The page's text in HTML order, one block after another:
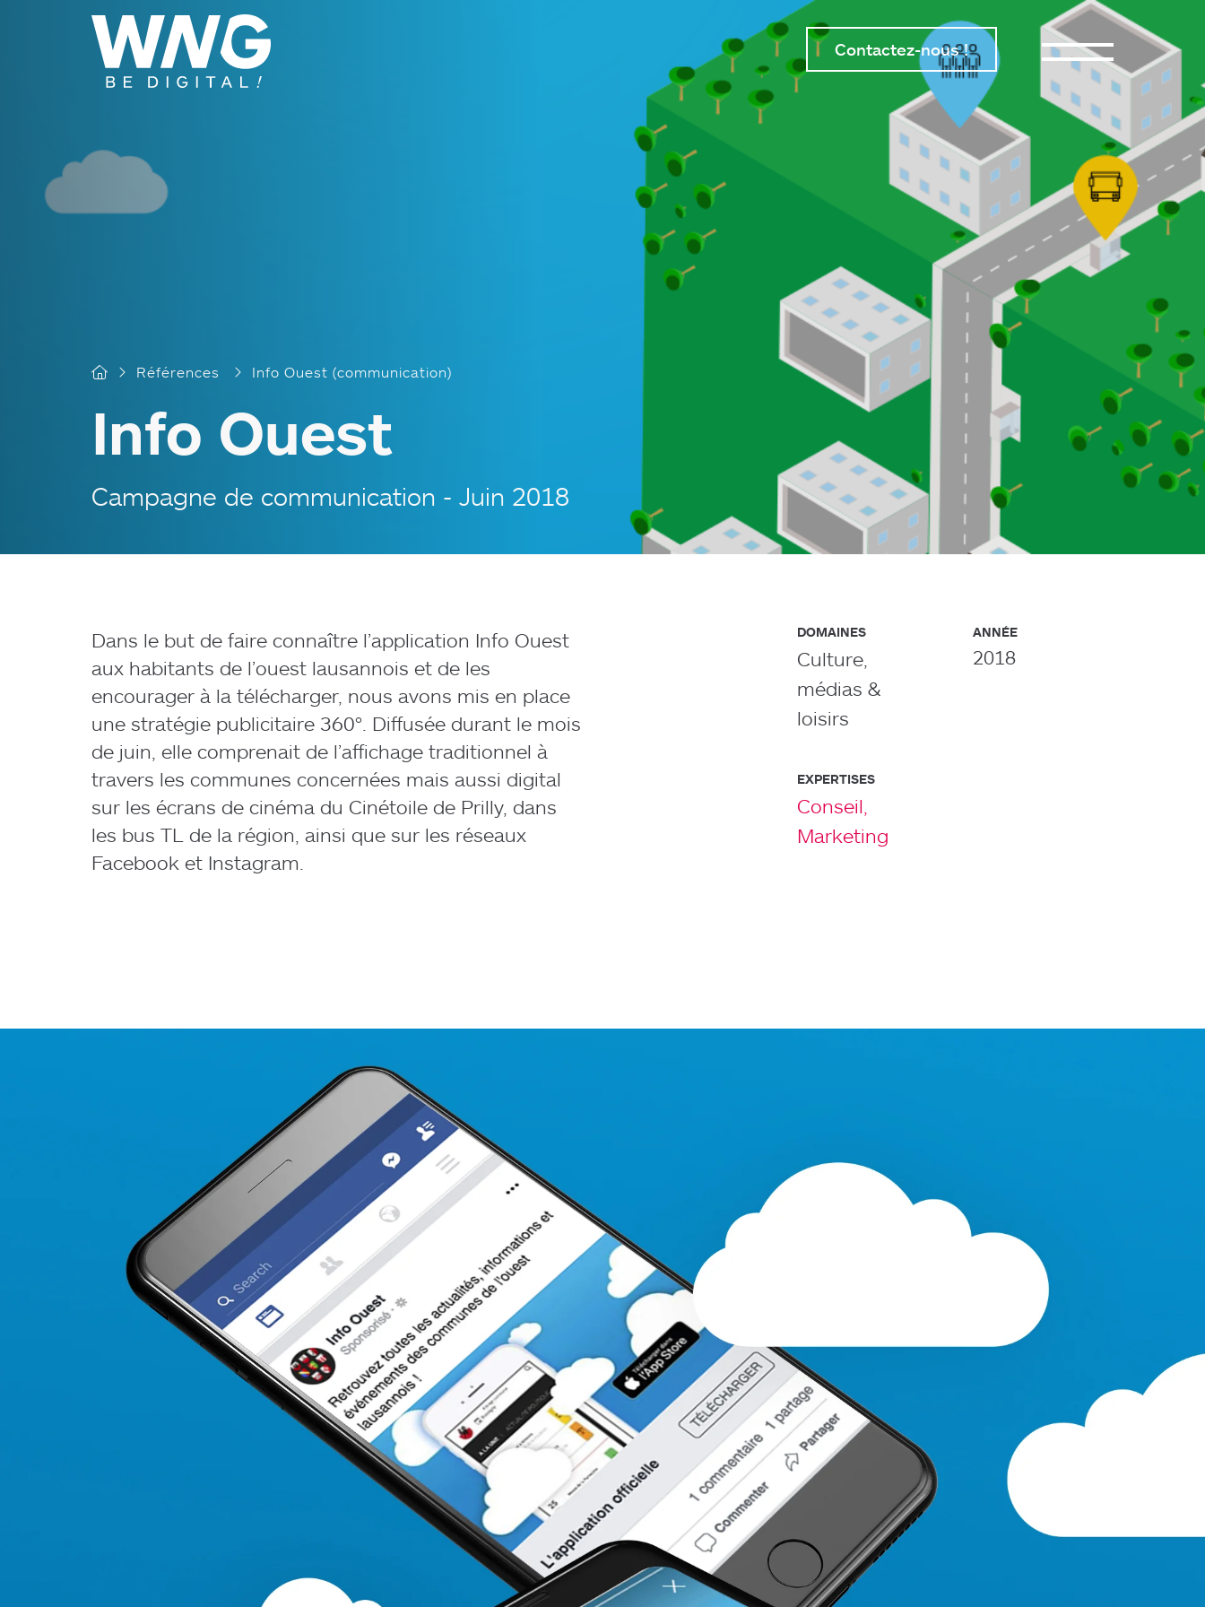
Contactez-nous !
Références Info Ouest (communication)
Info Ouest
Campagne de communication - Juin 2018
Dans le but de faire connaître l’application Info Ouest
aux habitants de l’ouest lausannois et de les
encourager à la télécharger, nous avons mis en place
une stratégie publicitaire 360°. Diffusée durant le mois
de juin, elle comprenait de l’affichage traditionnel à
travers les communes concernées mais aussi digital
sur les écrans de cinéma du Cinétoile de Prilly, dans
les bus TL de la région, ainsi que sur les réseaux
Facebook et Instagram.
DOMAINES
Culture,
médias &
loisirs
EXPERTISES
Conseil,
Marketing
ANNÉE
2018
Cookies management panel